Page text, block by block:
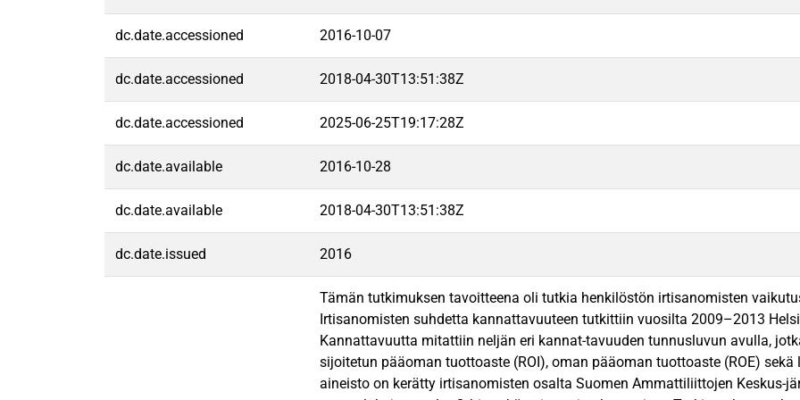
dc.date.accessioned 2016-10-07
dc.date.accessioned 2018-04-30T13:51:38Z
dc.date.accessioned 2025-06-25T19:17:28Z
dc.date.available 2016-10-28
dc.date.available 2018-04-30T13:51:38Z
dc.date.issued 2016
Tämän tutkimuksen tavoitteena oli tutkia henkilöstön irtisanomisten
Irtisanomisten suhdetta kannattavuuteen tutkittiin vuosilta 2009–2013
Kannattavuutta mitattiin neljän eri kannat-tavuuden tunnusluvun avulla,
sijoitetun pääoman tuottoaste (ROI), oman pääoman tuottoaste (ROE)
aineisto on kerätty irtisanomisten osalta Suomen Ammattiliittojen Keskus-